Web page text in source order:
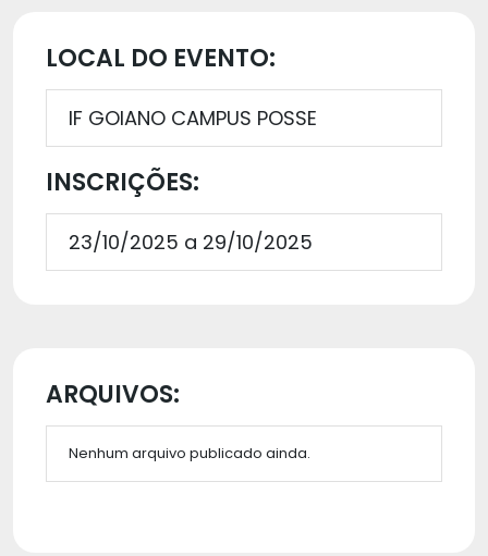
LOCAL DO EVENTO:
IF GOIANO CAMPUS POSSE
INSCRIÇÕES:
23/10/2025 a 29/10/2025
ARQUIVOS:
Nenhum arquivo publicado ainda.